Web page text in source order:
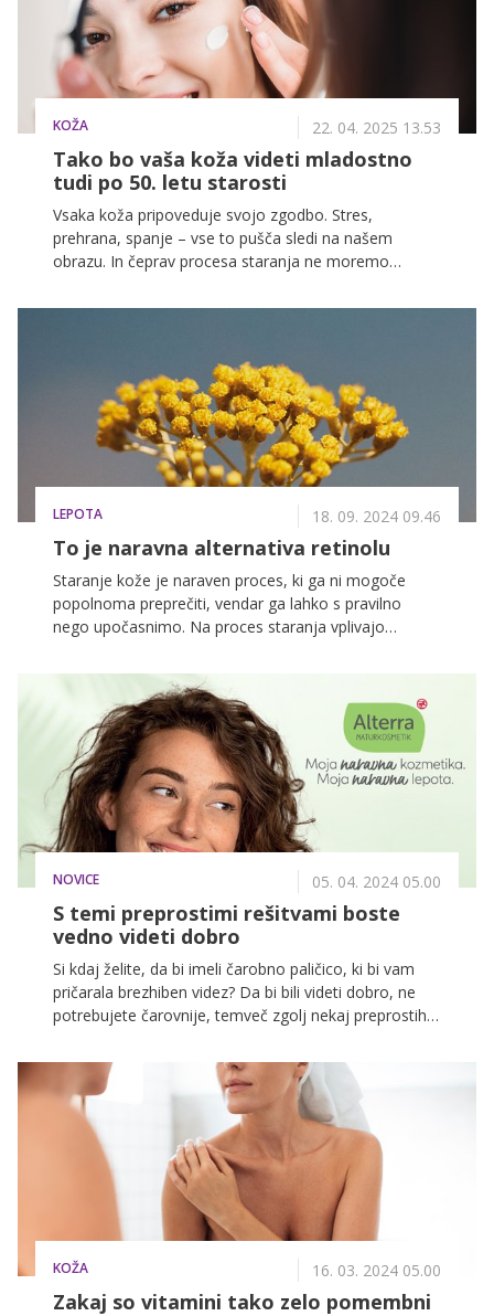
KOŽA 22. 04. 2025 13.53
Tako bo vaša koža videti mladostno
tudi po 50. letu starosti
Vsaka koža pripoveduje svojo zgodbo. Stres,
prehrana, spanje – vse to pušča sledi na našem
obrazu. In čeprav procesa staranja ne moremo
koraki bistveno upočasnimo ter ohranimo čvrst, sijoč
vplivajo na zdravje in videz kože. Svoje vsakodnevne
navade in rituale pa bo z nami delila tudi influencerka
Rebecca Gliha.
LEPOTA 18. 09. 2024 09.46
To je naravna alternativa retinolu
Staranje kože je naraven proces, ki ga ni mogoče
popolnoma preprečiti, vendar ga lahko s pravilno
nego upočasnimo. Na proces staranja vplivajo
kolagena in upočasnjena obnova celic, pa tudi zunanji
dejavniki, kot so UV-sevanje, onesnaženje, stres in
nezdrav življenjski slog. Ti dejavniki povzročajo izgubo
prožnosti kože, pojav gub in pigmentacijskih
madežev.
NOVICE 05. 04. 2024 05.00
S temi preprostimi rešitvami boste
vedno videti dobro
Si kdaj želite, da bi imeli čarobno paličico, ki bi vam
pričarala brezhiben videz? Da bi bili videti dobro, ne
potrebujete čarovnije, temveč zgolj nekaj preprostih
KOŽA 16. 03. 2024 05.00
Zakaj so vitamini tako zelo pomembni